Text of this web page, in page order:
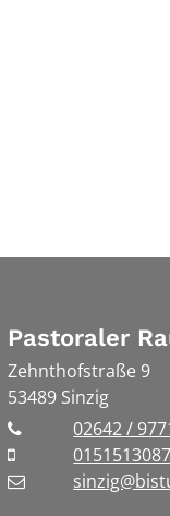
Pastoraler
Zehnthofstraße 9
53489 Sinzig
02642 /